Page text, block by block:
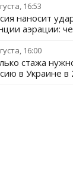
16:53
наносит
аэрации:
16:00
стажа
в Украине в